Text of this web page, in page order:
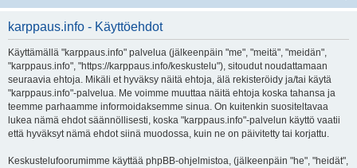
karppaus.info - Käyttöehdot
Käyttämällä "karppaus.info" palvelua (jälkeenpäin "me", "meitä", "meidän",
"karppaus.info", "https://karppaus.info/keskustelu"), sitoudut noudattamaan
seuraavia ehtoja. Mikäli et hyväksy näitä ehtoja, älä rekisteröidy ja/tai käytä
"karppaus.info"-palvelua. Me voimme muuttaa näitä ehtoja koska tahansa ja
teemme parhaamme informoidaksemme sinua. On kuitenkin suositeltavaa
lukea nämä ehdot säännöllisesti, koska "karppaus.info"-palvelun käyttö vaatii
että hyväksyt nämä ehdot siinä muodossa, kuin ne on päivitetty tai korjattu.
Keskustelufoorumimme käyttää phpBB-ohjelmistoa, (jälkeenpäin "he", "heidät",